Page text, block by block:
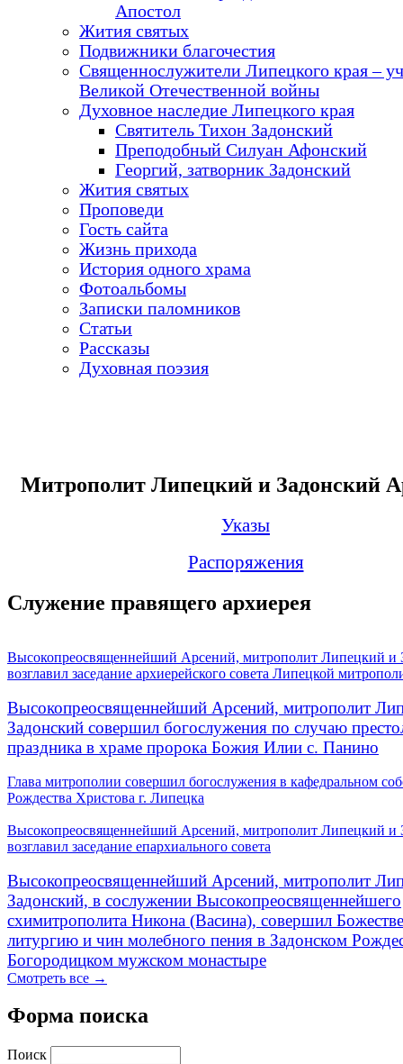
Апостол
Жития святых
Подвижники благочестия
Священнослужители Липецкого края –
Великой Отечественной войны
Духовное наследие Липецкого края
Святитель Тихон Задонский
Преподобный Силуан Афонский
Георгий, затворник Задонский
Жития святых
Проповеди
Гость сайта
Жизнь прихода
История одного храма
Фотоальбомы
Записки паломников
Статьи
Рассказы
Духовная поэзия
Митрополит Липецкий и Задонский
Указы
Распоряжения
Служение правящего архиерея
Высокопреосвященнейший Арсений, митрополит Липецкий и
возглавил заседание архиерейского совета Липецкой
Высокопреосвященнейший Арсений, митрополит
Задонский совершил богослужения по случаю
праздника в храме пророка Божия Илии с. Панино
Глава митрополии совершил богослужения в кафедральном
Рождества Христова г. Липецка
Высокопреосвященнейший Арсений, митрополит Липецкий и
возглавил заседание епархиального совета
Высокопреосвященнейший Арсений, митрополит
Задонский, в сослужении Высокопреосвященнейшего
схимитрополита Никона (Васина), совершил
литургию и чин молебного пения в Задонском
Богородицком мужском монастыре
Смотреть все →
Форма поиска
Поиск